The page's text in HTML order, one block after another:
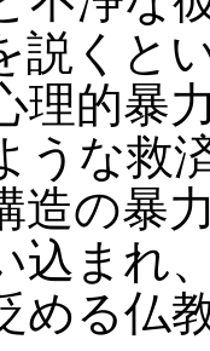
説くと
理的暴
うな救
造の暴
込まれ
める仏